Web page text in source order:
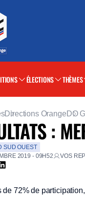
ÉLECTIONS THÈMES
Directions Orange DO
:
SUD OUEST
2019 - 09H52
VOS
par email (nouvelle
sur Twitter (nouvelle
sur Facebook
Partager sur LinkedIn
de 72% de